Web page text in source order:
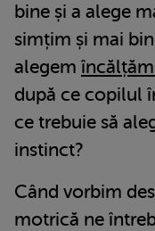
bine și a alege
simțim și mai
alegem
după ce copilul
ce trebuie să
instinct?
Când vorbim
motrică ne